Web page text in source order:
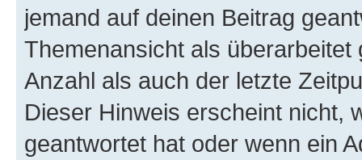
jemand auf deinen Beitrag
Themenansicht als
Anzahl als auch der letzte
Dieser Hinweis erscheint nicht,
geantwortet hat oder wenn ein